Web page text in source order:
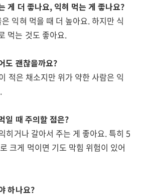
게 더 좋나요, 익혀 먹는 게 좋나요?
익혀 먹을 때 더 높아요. 하지만 식
먹는 것도 좋아요.
도 괜찮을까요?
적은 채소지만 위가 약한 사람은 익
일 때 주의할 점은?
히거나 갈아서 주는 게 좋아요. 특히 5
크게 먹이면 기도 막힘 위험이 있어
하나요?